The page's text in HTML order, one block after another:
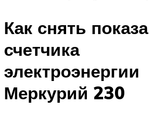
Как снять
счетчика
электроэнергии
Меркурий 230